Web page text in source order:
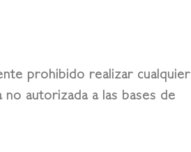
prohibido realizar cualquier
autorizada a las bases de